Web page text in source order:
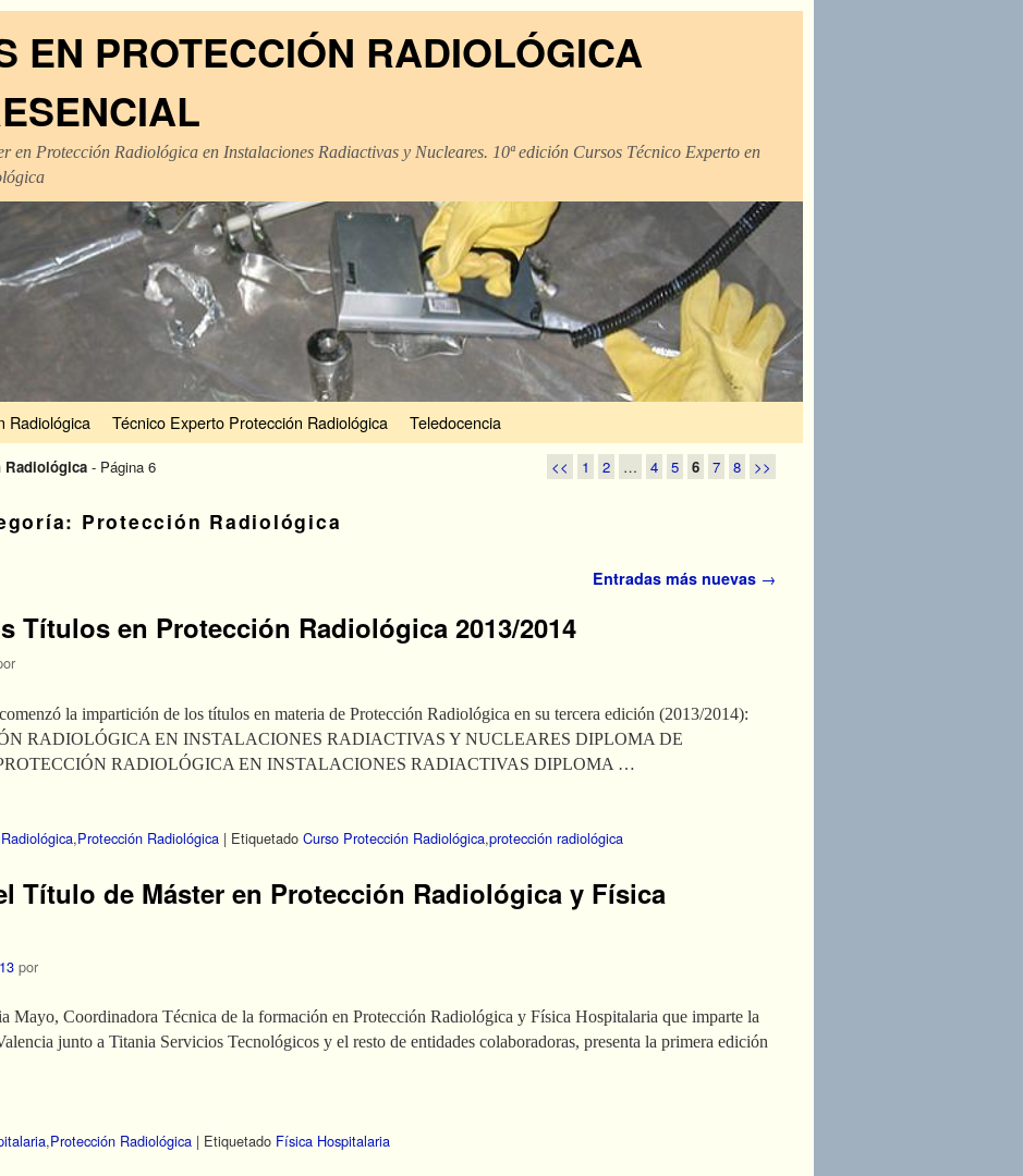
EN PROTECCIÓN RADIOLÓGICA
en Protección Radiológica en Instalaciones Radiactivas y Nucleares. 10ª edición Cursos Técnico Experto en
Radiológica Técnico Experto Protección Radiológica Teledocencia
Radiológica - Página 6 << 1 2 … 4 5 6 7 8 >>
Protección Radiológica
Entradas más nuevas →
Títulos en Protección Radiológica 2013/2014
la impartición de los títulos en materia de Protección Radiológica en su tercera edición (2013/2014):
RADIOLÓGICA EN INSTALACIONES RADIACTIVAS Y NUCLEARES DIPLOMA DE
RADIOLÓGICA EN INSTALACIONES RADIACTIVAS DIPLOMA …
,Protección Radiológica | Etiquetado Curso Protección Radiológica,protección radiológica
Título de Máster en Protección Radiológica y Física
por
Mayo, Coordinadora Técnica de la formación en Protección Radiológica y Física Hospitalaria que imparte la
junto a Titania Servicios Tecnológicos y el resto de entidades colaboradoras, presenta la primera edición
,Protección Radiológica | Etiquetado Física Hospitalaria